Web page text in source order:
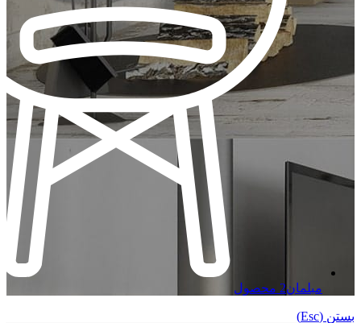
مبلمان2 محصول
بستن (Esc)